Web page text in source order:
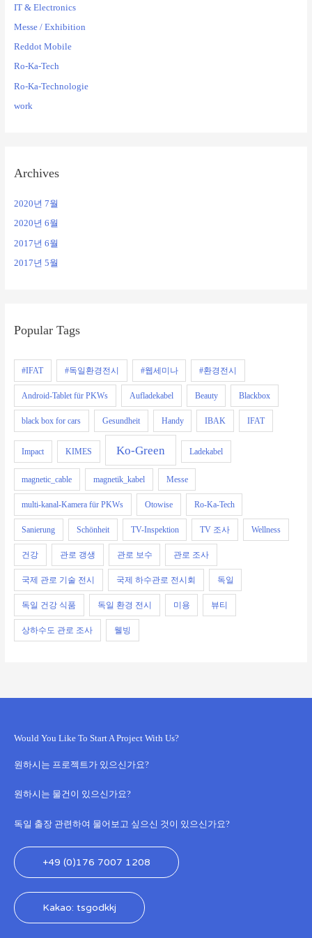
IT & Electronics
Messe / Exhibition
Reddot Mobile
Ro-Ka-Tech
Ro-Ka-Technologie
work
Archives
2020년 7월
2020년 6월
2017년 6월
2017년 5월
Popular Tags
#IFAT #독일환경전시 #웹세미나 #환경전시
Android-Tablet für PKWs Aufladekabel Beauty Blackbox
black box for cars Gesundheit Handy IBAK IFAT
Impact KIMES Ko-Green Ladekabel
magnetic_cable magnetik_kabel Messe
multi-kanal-Kamera für PKWs Otowise Ro-Ka-Tech
Sanierung Schönheit TV-Inspektion TV 조사 Wellness
건강 관로 갱생 관로 보수 관로 조사
국제 관로 기술 전시 국제 하수관로 전시회 독일
독일 건강 식품 독일 환경 전시 미용 뷰티
상하수도 관로 조사 웰빙
Would You Like To Start A Project With Us?
원하시는 프로젝트가 있으신가요?
원하시는 물건이 있으신가요?
독일 출장 관련하여 물어보고 싶으신 것이 있으신가요?
+49 (0)176 7007 1208
Kakao: tsgodkkj